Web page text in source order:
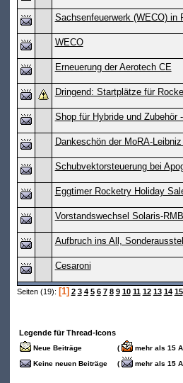
Sachsenfeuerwerk (WECO) in
WECO
Erneuerung der Aerotech CE
Dringend: Startplätze für
Shop für Hybride und Zubehör
Dankeschön der MoRA-
Schubvektorsteuerung bei
Eggtimer Rocketry Holiday
Vorstandswechsel Solaris-
Aufbruch ins All,
Cesaroni
Seiten (19): [1] 2 3 4 5 6 7 8 9 10 11 12 13 14 15
Legende für Thread-Icons
Neue Beiträge (
mehr als 15
Keine neuen Beiträge
( mehr als 15